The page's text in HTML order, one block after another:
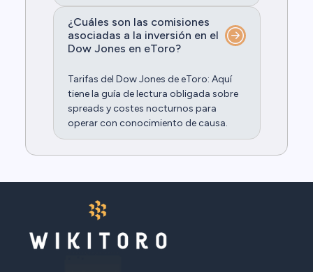
¿Cuáles son las comisiones
asociadas a la inversión en el
Dow Jones en eToro?
Tarifas del Dow Jones de eToro: Aquí
tiene la guía de lectura obligada sobre
spreads y costes nocturnos para
operar con conocimiento de causa.